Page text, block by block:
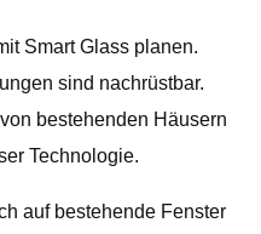
Smart Glass planen.
sind nachrüstbar.
von bestehenden Häusern
Technologie.
auf bestehende Fenster